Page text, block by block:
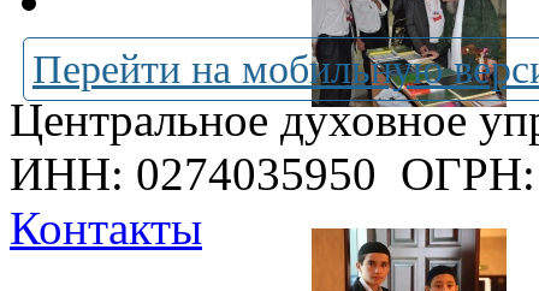
Перейти на мобильную
Центральное духовное
ИНН: 0274035950 ОГРН:
Контакты